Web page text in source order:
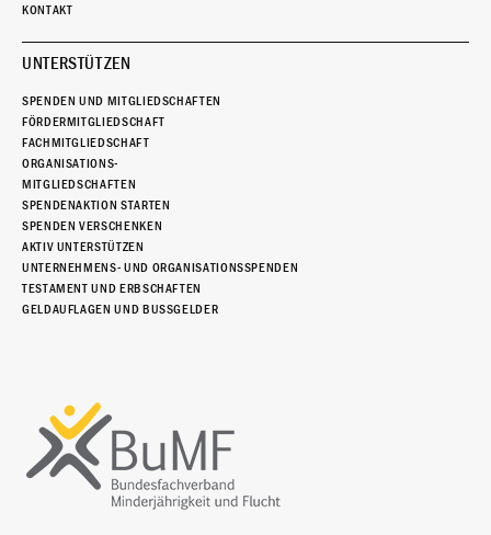
KONTAKT
UNTERSTÜTZEN
SPENDEN UND MITGLIEDSCHAFTEN
FÖRDERMITGLIEDSCHAFT
FACHMITGLIEDSCHAFT
ORGANISATIONS-
MITGLIEDSCHAFTEN
SPENDENAKTION STARTEN
SPENDEN VERSCHENKEN
AKTIV UNTERSTÜTZEN
UNTERNEHMENS- UND ORGANISATIONSSPENDEN
TESTAMENT UND ERBSCHAFTEN
GELDAUFLAGEN UND BUSSGELDER